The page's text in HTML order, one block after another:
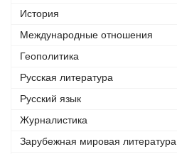
История
Международные отношения
Геополитика
Русская литература
Русский язык
Журналистика
Зарубежная мировая литература